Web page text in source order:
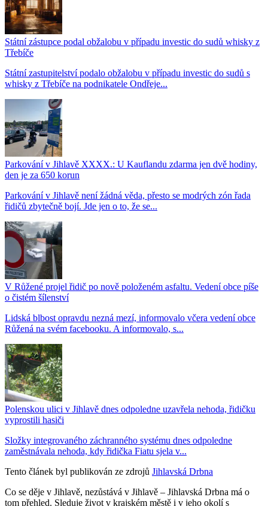
Státní zástupce podal obžalobu v případu investic do sudů whisky z
Třebíče
Státní zastupitelství podalo obžalobu v případu investic do sudů s
whisky z Třebíče na podnikatele Ondřeje...
Parkování v Jihlavě XXXX.: U Kauflandu zdarma jen dvě hodiny,
den je za 650 korun
Parkování v Jihlavě není žádná věda, přesto se modrých zón řada
řidičů zbytečně bojí. Jde jen o to, že se...
V Růžené projel řidič po nově položeném asfaltu. Vedení obce píše
o čistém šílenství
Lidská blbost opravdu nezná mezí, informovalo včera vedení obce
Růžená na svém facebooku. A informovalo, s...
Polenskou ulici v Jihlavě dnes odpoledne uzavřela nehoda, řidičku
vyprostili hasiči
Složky integrovaného záchranného systému dnes odpoledne
zaměstnávala nehoda, kdy řidička Fiatu sjela v...
Tento článek byl publikován ze zdrojů Jihlavská Drbna
Co se děje v Jihlavě, nezůstává v Jihlavě – Jihlavská Drbna má o
tom přehled. Sleduje život v krajském městě i v jeho okolí s